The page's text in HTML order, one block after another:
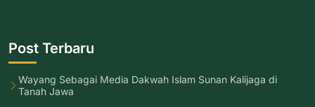
Post Terbaru
Wayang Sebagai Media Dakwah Islam Sunan Kalijaga di
Tanah Jawa